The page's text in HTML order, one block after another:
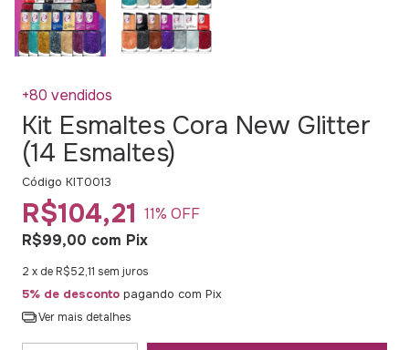
+80 vendidos
Kit Esmaltes Cora New Glitter
(14 Esmaltes)
Código KIT0013
R$104,21 11% OFF
R$99,00 com Pix
2 x de R$52,11 sem juros
5% de desconto pagando com Pix
Ver mais detalhes